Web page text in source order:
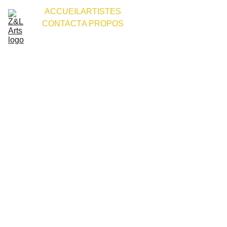
ACCUEILARTISTES
CONTACTA PROPOS